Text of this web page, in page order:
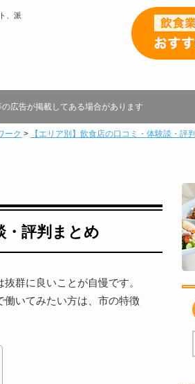
、派
の広告が掲載してある場合があります
ーク > 【エリア別】飲食店の口コミ・体験談・評判
・評判まとめ
群に良いことが自慢です。
働いてみたい方は、市の特徴